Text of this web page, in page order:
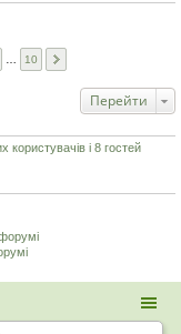
10
Перейти
і 8 гостей